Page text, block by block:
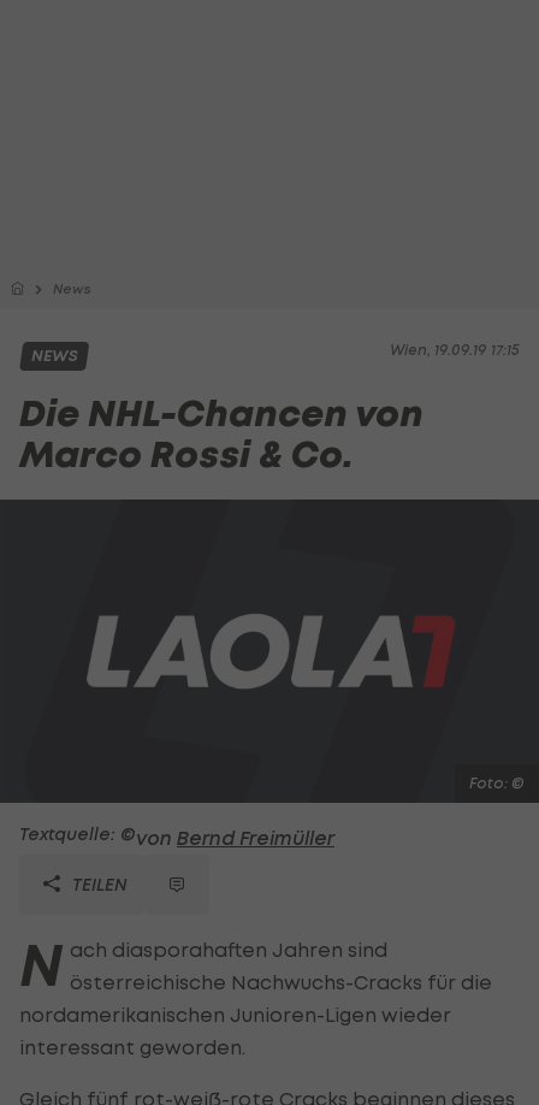
News
Wien, 19.09.19 17:15
NEWS
Die NHL-Chancen von
Marco Rossi & Co.
Foto: ©
Textquelle: ©von Bernd Freimüller
TEILEN
N ach diasporahaften Jahren sind
österreichische Nachwuchs-Cracks für die
nordamerikanischen Junioren-Ligen wieder
interessant geworden.
Gleich fünf rot-weiß-rote Cracks beginnen dieses